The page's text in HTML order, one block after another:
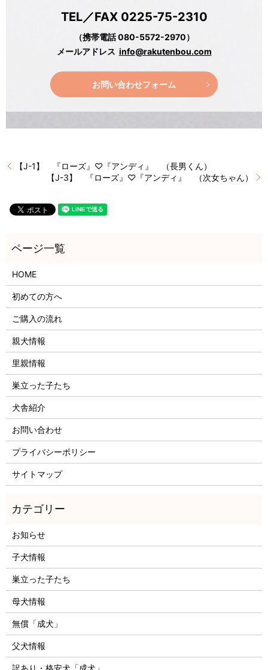
TEL／FAX 0225-75-2310
（携帯電話 080-5572-2970）
メールアドレス info@rakutenbou.com
お問い合わせフォーム
【J-1】 『ローズ』♡『アンディ』 （長男くん）
【J-3】 『ローズ』♡『アンディ』 （次女ちゃん）
HOME
初めての方へ
ご購入の流れ
親犬情報
里親情報
巣立った子たち
犬舎紹介
お問い合わせ
プライバシーポリシー
サイトマップ
お知らせ
子犬情報
巣立った子たち
母犬情報
無償「成犬」
父犬情報